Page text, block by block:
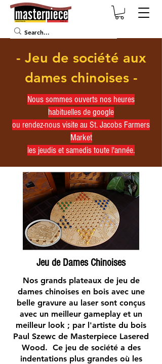
- Jeu de société aux
dames chinoises -
Nous sommes ouverts nos heures
habituelles de google
ou rendez-nous visite au St. Jacobs Farmers
Market
les jeudis et samedis toute l'année.
Jeu de Dames Chinoises
Nos grands plateaux de jeu de
dames chinoises en bois avec une
belle gravure au laser sont conçus
avec un meilleur gameplay et un
meilleur look ; par l'artiste du bois
Paul Szewc de Masterpiece Lasered
Wood. Ce jeu de société a des
indentations plus grandes où les